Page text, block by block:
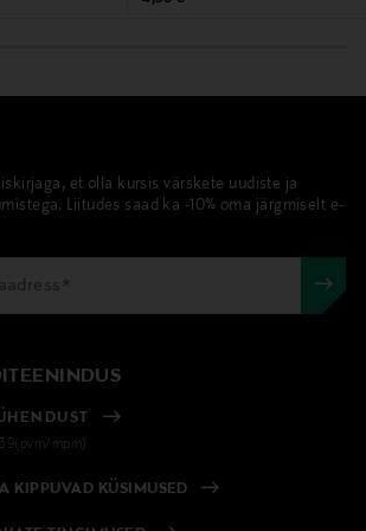
et olla kursis värskete uudiste ja
Liitudes saad ka -10% oma järgmiselt e-
mpm)
KIPPUVAD KÜSIMUSED